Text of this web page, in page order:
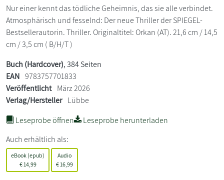
Nur einer kennt das tödliche Geheimnis, das sie alle verbindet.
Atmosphärisch und fesselnd: Der neue Thriller der SPIEGEL-
Bestsellerautorin. Thriller. Originaltitel: Orkan (AT). 21,6 cm / 14,5
cm / 3,5 cm ( B/H/T )
Buch (Hardcover), 384 Seiten
EAN 9783757701833
Veröffentlicht März 2026
Verlag/Hersteller Lübbe
Leseprobe öffnen
Leseprobe herunterladen
Auch erhältlich als:
eBook (epub)
€14,99
Audio
€16,99